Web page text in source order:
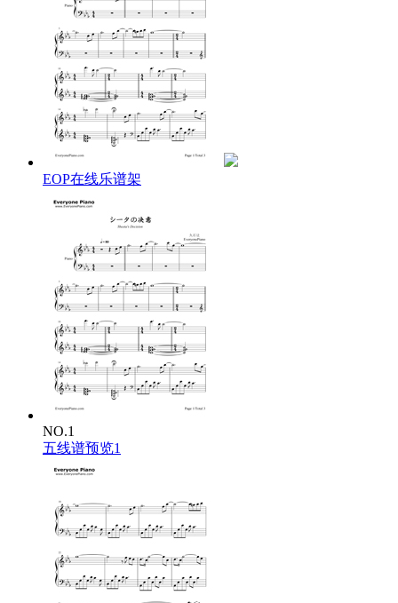
EOP在线乐谱架
NO.1
五线谱预览1